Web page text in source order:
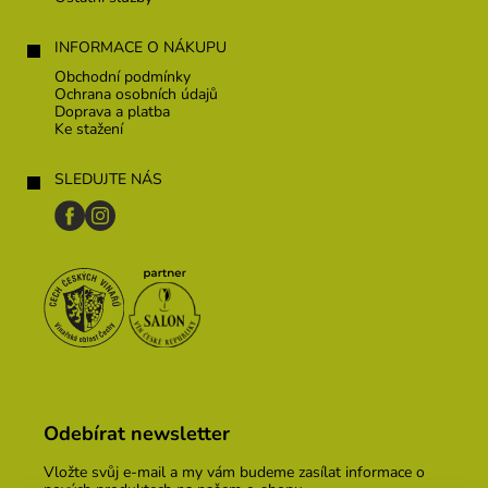
INFORMACE O NÁKUPU
Obchodní podmínky
Ochrana osobních údajů
Doprava a platba
Ke stažení
SLEDUJTE NÁS
Odebírat newsletter
Vložte svůj e-mail a my vám budeme zasílat informace o